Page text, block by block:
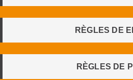
RÈGLES DE
RÈGLES DE